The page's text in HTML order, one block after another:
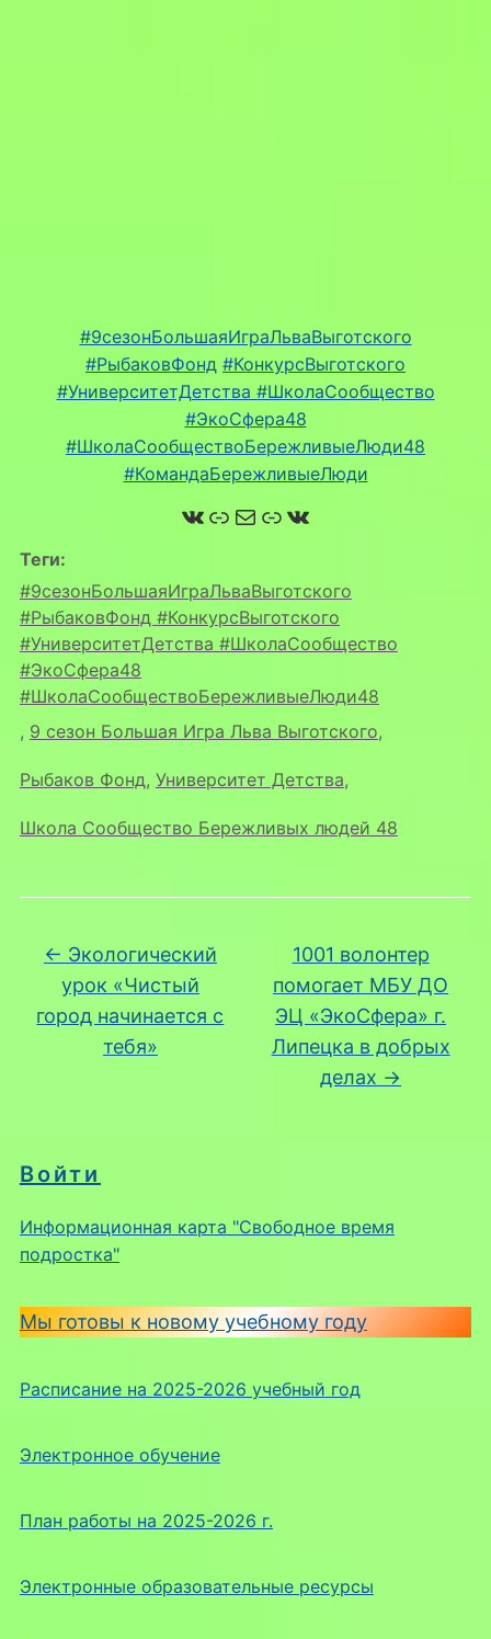
Войти
Информационная карта "Свободное время
подростка"
Мы готовы к новому учебному году
Расписание на 2025-2026 учебный год
Электронное обучение
План работы на 2025-2026 г.
Электронные образовательные ресурсы
#9сезонБольшаяИграЛьваВыготского
#РыбаковФонд #КонкурсВыготского
#УниверситетДетства #ШколаСообщество
#ЭкоСфера48
#ШколаСообществоБережливыеЛюди48
#КомандаБережливыеЛюди
ВКонтакте
Ссылка
Почта
Ссылка
ВКонтакте
Теги:
#9сезонБольшаяИграЛьваВыготского
#РыбаковФонд #КонкурсВыготского
#УниверситетДетства #ШколаСообщество
#ЭкоСфера48
#ШколаСообществоБережливыеЛюди48
, 9 сезон Большая Игра Льва Выготского,
Рыбаков Фонд, Университет Детства,
Школа Сообщество Бережливых людей 48
← Экологический
урок «Чистый
город начинается с
тебя»
1001 волонтер
помогает МБУ ДО
ЭЦ «ЭкоСфера» г.
Липецка в добрых
делах →